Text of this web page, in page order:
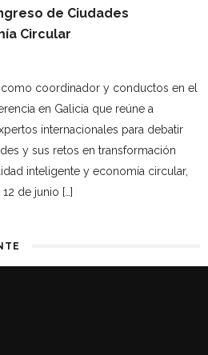
de Ciudades
Circular
coordinador y conductos en el
en Galicia que reúne a
internacionales para debatir
y sus retos en transformación
inteligente y economía circular,
de junio […]